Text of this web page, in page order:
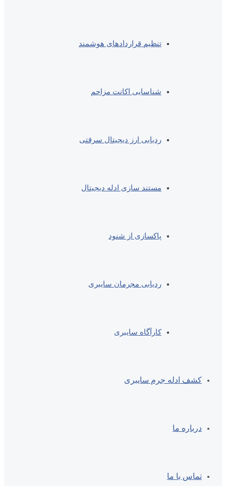
تنظیم قراردادهای هوشمند
شناسایی اکانت مزاحم
ردیابی ارز دیجیتال سرقتی
مستند سازی ادله دیجیتال
پاکسازی از شنود
ردیابی مجرمان سایبری
کارآگاه سایبری
کشف ادله جرم سایبری
درباره ما
تماس با ما